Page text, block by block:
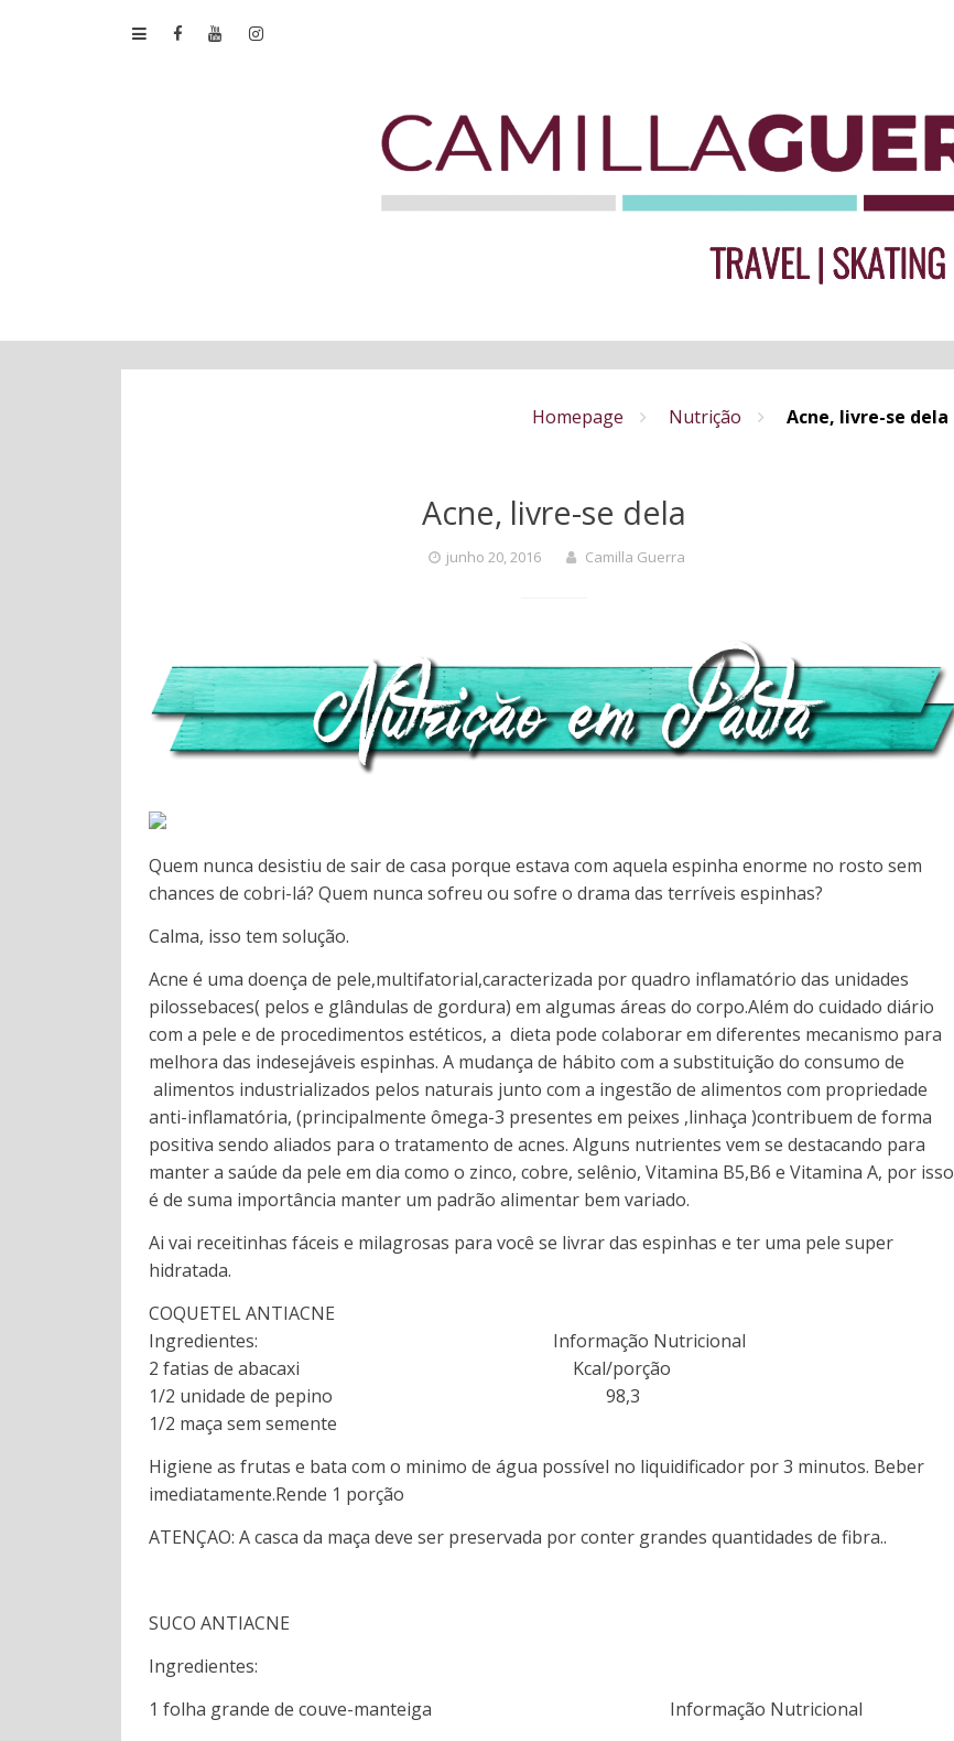
Homepage Nutrição Acne, livre-se dela
Acne, livre-se dela
junho 20, 2016 Camilla Guerra
Quem nunca desistiu de sair de casa porque estava com aquela espinha enorme no rosto sem
chances de cobri-lá? Quem nunca sofreu ou sofre o drama das terríveis espinhas?
Calma, isso tem solução.
Acne é uma doença de pele,multifatorial,caracterizada por quadro inflamatório das unidades
pilossebaces( pelos e glândulas de gordura) em algumas áreas do corpo.Além do cuidado diário
com a pele e de procedimentos estéticos, a dieta pode colaborar em diferentes mecanismo para
melhora das indesejáveis espinhas. A mudança de hábito com a substituição do consumo de
alimentos industrializados pelos naturais junto com a ingestão de alimentos com propriedade
anti-inflamatória, (principalmente ômega-3 presentes em peixes ,linhaça )contribuem de forma
positiva sendo aliados para o tratamento de acnes. Alguns nutrientes vem se destacando para
manter a saúde da pele em dia como o zinco, cobre, selênio, Vitamina B5,B6 e Vitamina A, por isso
é de suma importância manter um padrão alimentar bem variado.
Ai vai receitinhas fáceis e milagrosas para você se livrar das espinhas e ter uma pele super
hidratada.
COQUETEL ANTIACNE
Ingredientes: Informação Nutricional
2 fatias de abacaxi Kcal/porção
1/2 unidade de pepino 98,3
1/2 maça sem semente
Higiene as frutas e bata com o minimo de água possível no liquidificador por 3 minutos. Beber
imediatamente.Rende 1 porção
ATENÇAO: A casca da maça deve ser preservada por conter grandes quantidades de fibra..
SUCO ANTIACNE
Ingredientes:
1 folha grande de couve-manteiga Informação Nutricional